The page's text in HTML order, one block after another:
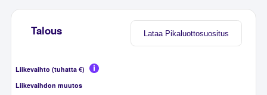
Lataa Pikaluottosuositus
Talous
Liikevaihto (tuhatta €)
Liikevaihdon muutos